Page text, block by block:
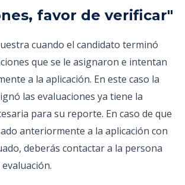
favor de verificar"
cuando el candidato terminó
que se le asignaron e intentan
a la aplicación. En este caso la
las evaluaciones ya tiene la
para su reporte. En caso de que
anteriormente a la aplicación con
deberás contactar a la persona